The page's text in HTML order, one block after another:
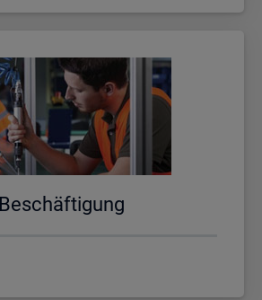
Be­schäf­ti­gung